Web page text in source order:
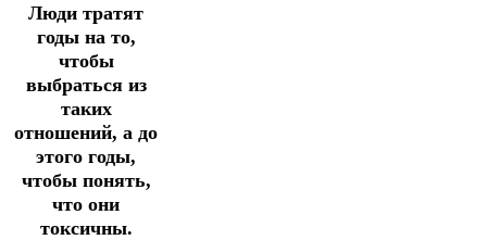
Люди тратят
годы на то,
чтобы
выбраться из
таких
отношений, а до
этого годы,
чтобы понять,
что они
токсичны.